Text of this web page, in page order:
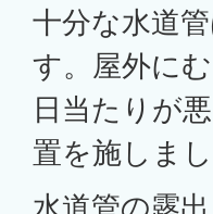
十分な水道
す。屋外に
日当たりが
置を施しまし